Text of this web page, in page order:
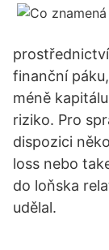
finanční
méně
riziko. Pro
dispozici
loss nebo
do loňska
udělal.